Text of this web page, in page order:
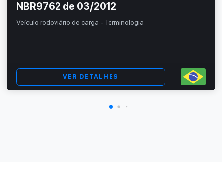
NBR9762 de 03/2012
Veículo rodoviário de carga - Terminologia
VER DETALHES